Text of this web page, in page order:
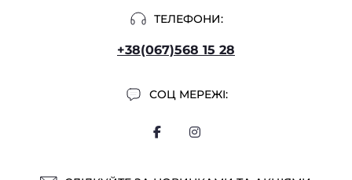
ТЕЛЕФОНИ:
+38(067)568 15 28
СОЦ МЕРЕЖІ: